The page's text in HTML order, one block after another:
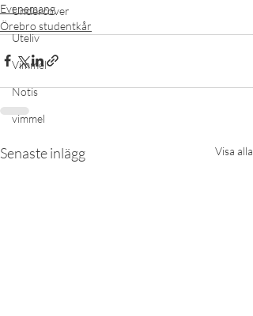
Undercover
Uteliv
Vimmel
Notis
vimmel
Evenemang
Örebro studentkår
Senaste inlägg Visa alla